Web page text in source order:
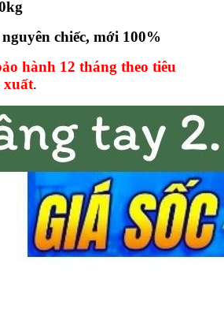
chiếc, mới 100%
hành 12 tháng theo tiêu
xuất.